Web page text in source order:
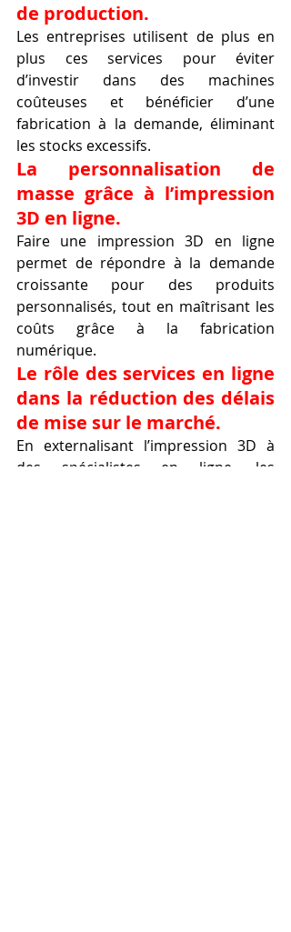
de production.
Les entreprises utilisent de plus en
plus ces services pour éviter
d’investir dans des machines
coûteuses et bénéficier d’une
fabrication à la demande, éliminant
les stocks excessifs.
La personnalisation de
masse grâce à l’impression
3D en ligne.
Faire une impression 3D en ligne
permet de répondre à la demande
croissante pour des produits
personnalisés, tout en maîtrisant les
coûts grâce à la fabrication
numérique.
Le rôle des services en ligne
dans la réduction des délais
de mise sur le marché.
En externalisant l’impression 3D à
des spécialistes en ligne, les